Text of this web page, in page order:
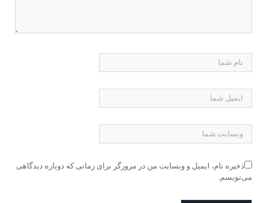
ذخیره نام، ایمیل و وبسایت من در مرورگر برای زمانی که دوباره دیدگاهی
می‌نویسم.